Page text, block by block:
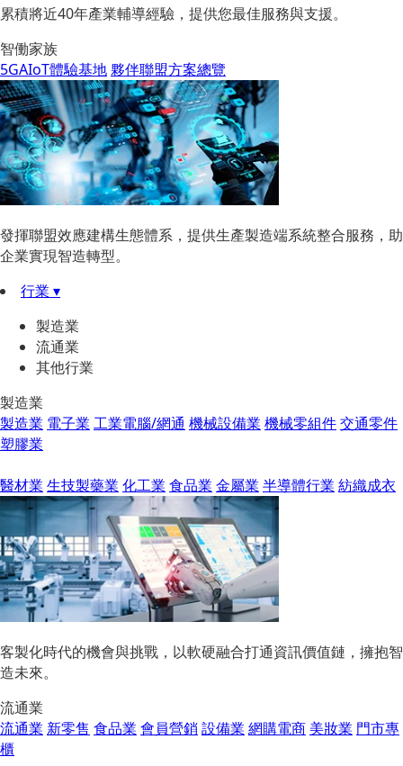
累積將近40年產業輔導經驗，提供您最佳服務與支援。
智働家族
5GAIoT體驗基地夥伴聯盟方案總覽
發揮聯盟效應建構生態體系，提供生產製造端系統整合服務，助
企業實現智造轉型。
行業 ▾
製造業
流通業
其他行業
製造業
製造業 電子業 工業電腦/網通 機械設備業 機械零組件交通零件
塑膠業
醫材業 生技製藥業 化工業 食品業 金屬業 半導體行業 紡織成衣
客製化時代的機會與挑戰，以軟硬融合打通資訊價值鏈，擁抱智
造未來。
流通業
流通業 新零售 食品業 會員營銷設備業 網購電商 美妝業 門市專
櫃